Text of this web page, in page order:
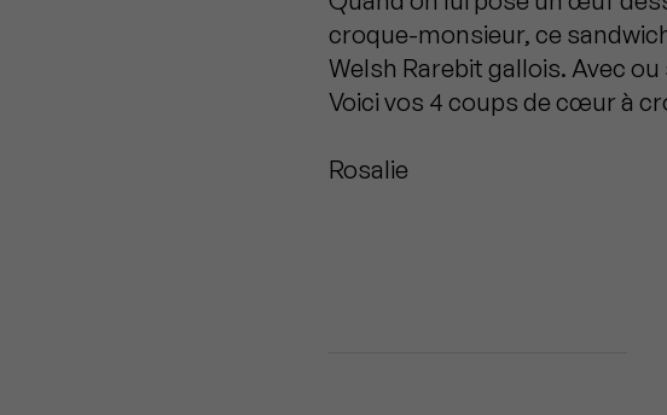
croque-monsieur, ce
Welsh Rarebit gallois. Avec
Voici vos 4 coups de cœur à
Rosalie